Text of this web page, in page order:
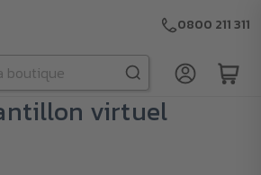
0800 211 311
virtuel